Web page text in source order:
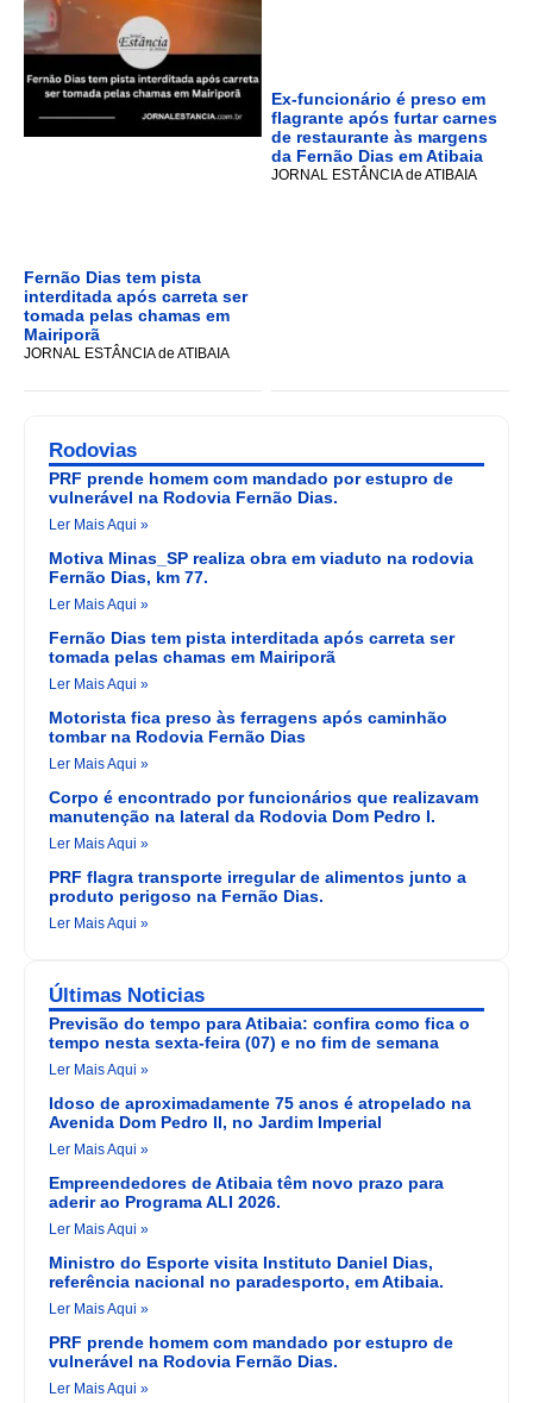
Fernão Dias tem pista
interditada após carreta ser
tomada pelas chamas em
Mairiporã
JORNAL ESTÂNCIA de ATIBAIA
Ex-funcionário é preso em
flagrante após furtar carnes
de restaurante às margens
da Fernão Dias em Atibaia
JORNAL ESTÂNCIA de ATIBAIA
Rodovias
PRF prende homem com mandado por estupro de
vulnerável na Rodovia Fernão Dias.
Ler Mais Aqui »
Motiva Minas_SP realiza obra em viaduto na rodovia
Fernão Dias, km 77.
Ler Mais Aqui »
Fernão Dias tem pista interditada após carreta ser
tomada pelas chamas em Mairiporã
Ler Mais Aqui »
Motorista fica preso às ferragens após caminhão
tombar na Rodovia Fernão Dias
Ler Mais Aqui »
Corpo é encontrado por funcionários que realizavam
manutenção na lateral da Rodovia Dom Pedro I.
Ler Mais Aqui »
PRF flagra transporte irregular de alimentos junto a
produto perigoso na Fernão Dias.
Ler Mais Aqui »
Últimas Noticias
Previsão do tempo para Atibaia: confira como fica o
tempo nesta sexta-feira (07) e no fim de semana
Ler Mais Aqui »
Idoso de aproximadamente 75 anos é atropelado na
Avenida Dom Pedro II, no Jardim Imperial
Ler Mais Aqui »
Empreendedores de Atibaia têm novo prazo para
aderir ao Programa ALI 2026.
Ler Mais Aqui »
Ministro do Esporte visita Instituto Daniel Dias,
referência nacional no paradesporto, em Atibaia.
Ler Mais Aqui »
PRF prende homem com mandado por estupro de
vulnerável na Rodovia Fernão Dias.
Ler Mais Aqui »